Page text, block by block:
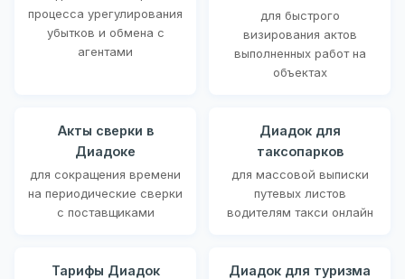
процесса урегулирования
убытков и обмена с
агентами
для быстрого
визирования актов
выполненных работ на
объектах
Акты сверки в
Диадоке
для сокращения времени
на периодические сверки
с поставщиками
Диадок для
таксопарков
для массовой выписки
путевых листов
водителям такси онлайн
Тарифы Диадок Диадок для туризма